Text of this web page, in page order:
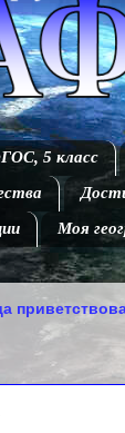
5 класс
Моя
Вас в блоге!